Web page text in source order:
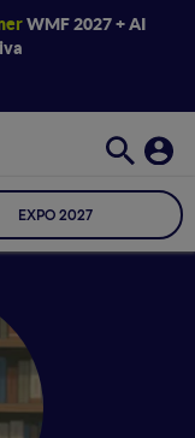
WMF 2027 + AI
EXPO 2027